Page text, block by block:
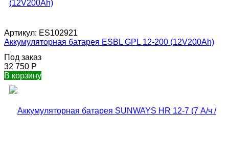
Артикул: ES102921
Аккумуляторная батарея ESBL GPL 12-200 (12V200Ah)
Под заказ
32 750 Р
В корзину